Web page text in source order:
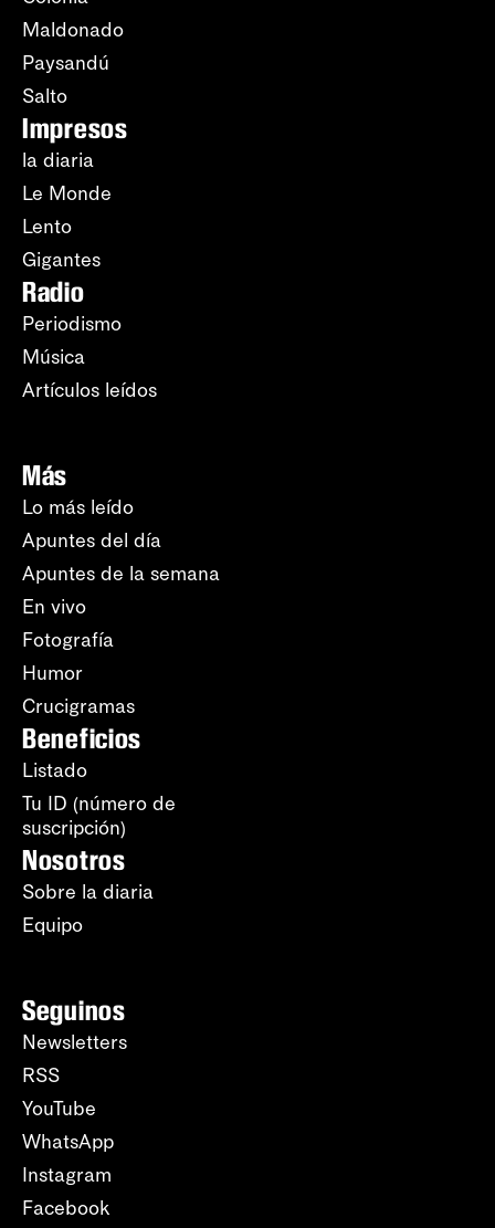
Maldonado
Paysandú
Salto
Impresos
la diaria
Le Monde
Lento
Gigantes
Radio
Periodismo
Música
Artículos leídos
Más
Lo más leído
Apuntes del día
Apuntes de la semana
En vivo
Fotografía
Humor
Crucigramas
Beneficios
Listado
Tu ID (número de
suscripción)
Nosotros
Sobre la diaria
Equipo
Seguinos
Newsletters
RSS
YouTube
WhatsApp
Instagram
Facebook